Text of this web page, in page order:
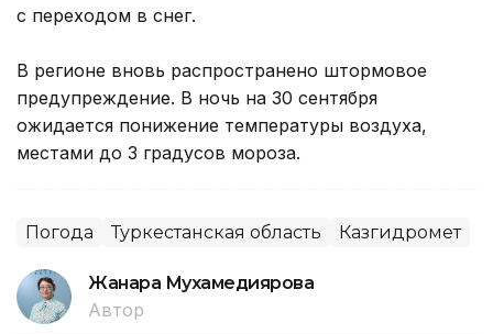
с переходом в снег.
В регионе вновь распространено штормовое
предупреждение. В ночь на 30 сентября
ожидается понижение температуры воздуха,
местами до 3 градусов мороза.
Погода Туркестанская область Казгидромет
Жанара Мухамедиярова
Автор